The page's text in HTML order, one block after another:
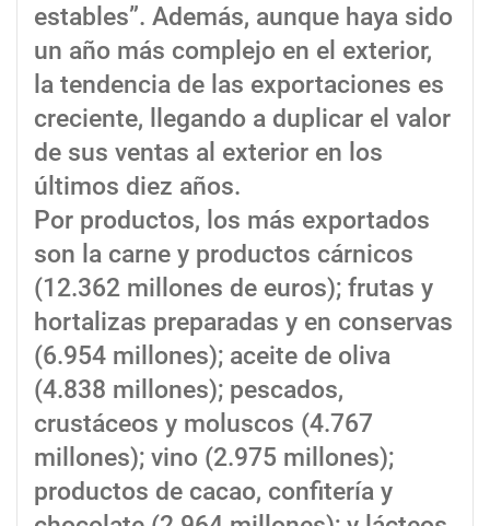
estables”. Además, aunque haya sido
un año más complejo en el exterior,
la tendencia de las exportaciones es
creciente, llegando a duplicar el valor
de sus ventas al exterior en los
últimos diez años.
Por productos, los más exportados
son la carne y productos cárnicos
(12.362 millones de euros); frutas y
hortalizas preparadas y en conservas
(6.954 millones); aceite de oliva
(4.838 millones); pescados,
crustáceos y moluscos (4.767
millones); vino (2.975 millones);
productos de cacao, confitería y